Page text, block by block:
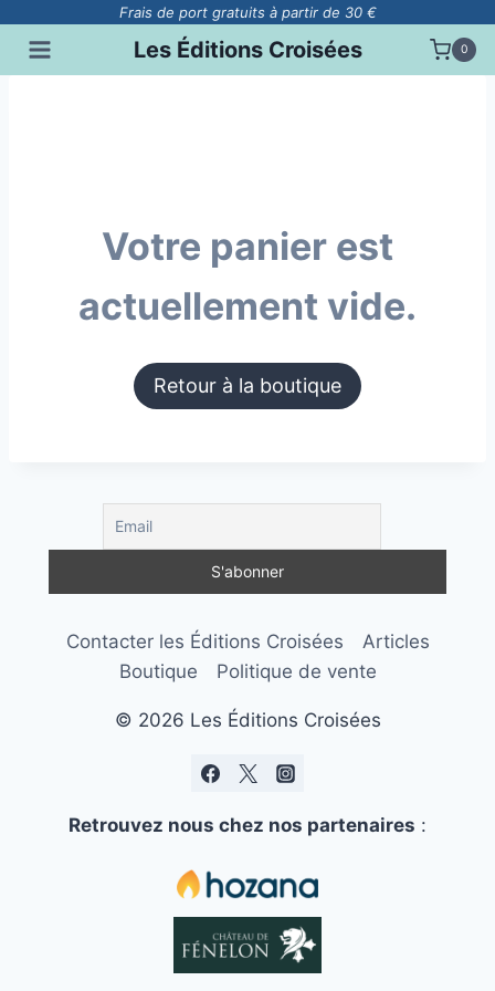
contenu
Frais de port gratuits à partir de 30 €
Les Éditions Croisées 0
Votre panier est
actuellement vide.
Retour à la boutique
Contacter les Éditions Croisées
Articles
Boutique
Politique de vente
© 2026 Les Éditions Croisées
Retrouvez nous chez nos partenaires :